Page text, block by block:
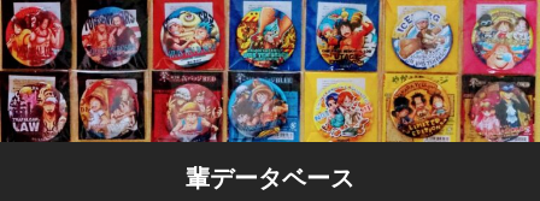
Skip to content
輩データベース